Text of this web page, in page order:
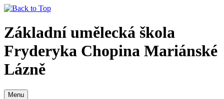
Základní umělecká škola
Fryderyka Chopina Mariánské
Lázně
Menu